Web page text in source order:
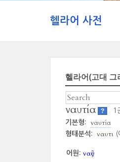
헬라어 사전
헬라어(고대 그
ναυτία ? 1
기본형: ναυτία
형태분석: ναυτι (
어원: ναῦς